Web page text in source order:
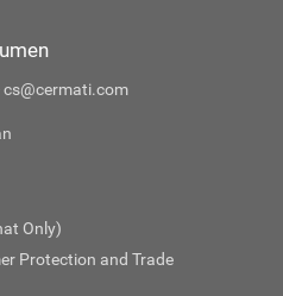
cs@cermati.com
Only)
Protection and Trade